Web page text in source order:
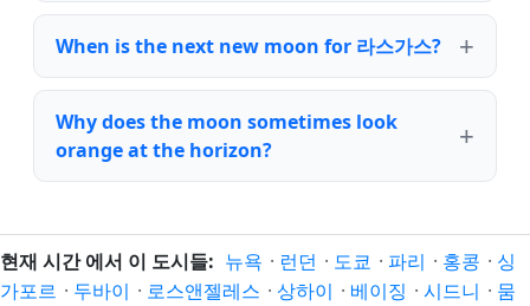
When is the next new moon for 라스가스?
Why does the moon sometimes look
orange at the horizon?
현재 시간 에서 이 도시들: 뉴욕 · 런던 · 도쿄 · 파리 · 홍콩 · 싱
가포르 · 두바이 · 로스앤젤레스 · 상하이 · 베이징 · 시드니 · 뭄